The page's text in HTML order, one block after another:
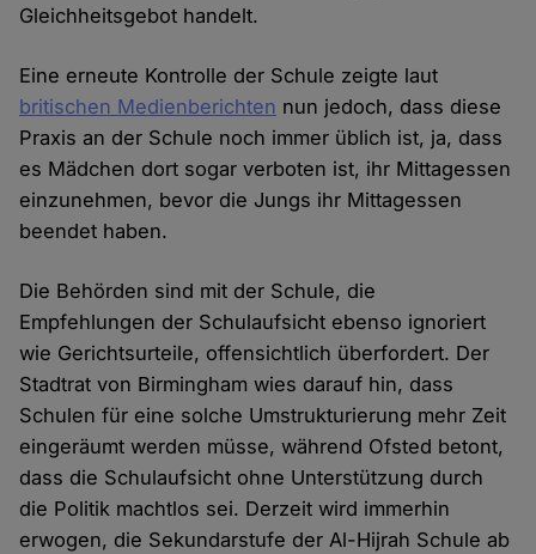
Gleichheitsgebot handelt.
Eine erneute Kontrolle der Schule zeigte laut
britischen Medienberichten nun jedoch, dass diese
Praxis an der Schule noch immer üblich ist, ja, dass
es Mädchen dort sogar verboten ist, ihr Mittagessen
einzunehmen, bevor die Jungs ihr Mittagessen
beendet haben.
Die Behörden sind mit der Schule, die
Empfehlungen der Schulaufsicht ebenso ignoriert
wie Gerichtsurteile, offensichtlich überfordert. Der
Stadtrat von Birmingham wies darauf hin, dass
Schulen für eine solche Umstrukturierung mehr Zeit
eingeräumt werden müsse, während Ofsted betont,
dass die Schulaufsicht ohne Unterstützung durch
die Politik machtlos sei. Derzeit wird immerhin
erwogen, die Sekundarstufe der Al-Hijrah Schule ab